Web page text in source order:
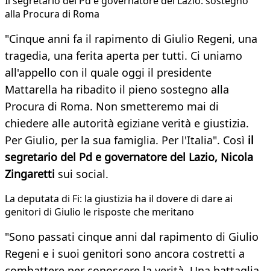
alla Procura di Roma
"Cinque anni fa il rapimento di Giulio Regeni, una
tragedia, una ferita aperta per tutti. Ci uniamo
all'appello con il quale oggi il presidente
Mattarella ha ribadito il pieno sostegno alla
Procura di Roma. Non smetteremo mai di
chiedere alle autorità egiziane verità e giustizia.
Per Giulio, per la sua famiglia. Per l'Italia". Così il
segretario del Pd e governatore del Lazio, Nicola
Zingaretti sui social.
La deputata di Fi: la giustizia ha il dovere di dare ai
genitori di Giulio le risposte che meritano​
"Sono passati cinque anni dal rapimento di Giulio
Regeni e i suoi genitori sono ancora costretti a